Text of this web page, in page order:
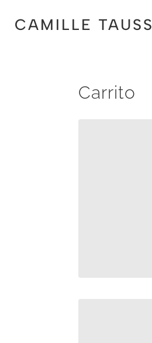
CAMILLE TAUSS
Carrito